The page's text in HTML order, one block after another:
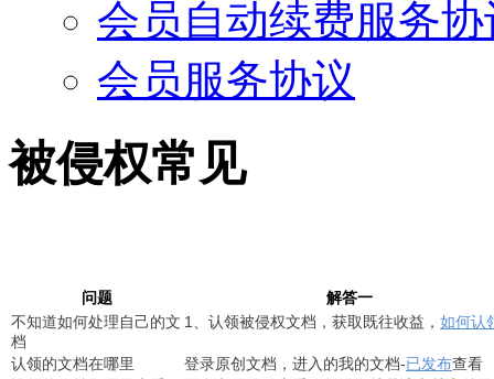
会员自动续费服务协
会员服务协议
被侵权常见
问题 解答一
不知道如何处理自己的文
档
1、认领被侵权文档，获取既往收益， 如何认
认领的文档在哪里 登录原创文档，进入的我的文档-已发布查看